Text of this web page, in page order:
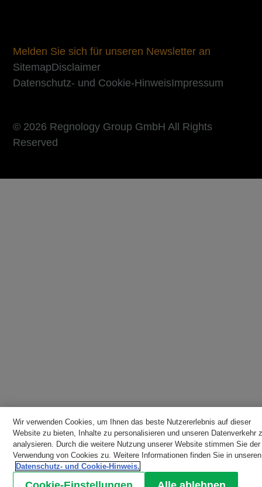
Melden Sie sich für unseren Newsletter an
SitemapDisclaimer
Datenschutz- und Cookie-HinweisImpressum
© 2026 Regnology Group GmbH All Rights
Reserved
Wir verwenden Cookies, um Ihnen das beste Nutzererlebnis auf dieser
Website zu bieten, Inhalte zu personalisieren und unseren Datenverkehr
analysieren. Durch die weitere Nutzung unserer Website stimmen Sie der
Verwendung von Cookies zu. Weitere Informationen finden Sie in unseren
Datenschutz- und Cookie-Hinweis.